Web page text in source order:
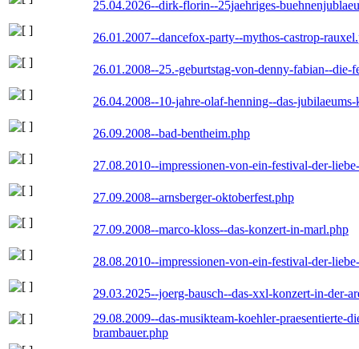
25.04.2026--dirk-florin--25jaehriges-
26.01.2007--dancefox-party--mythos-castrop-
26.01.2008--25.-geburtstag-von-denny-fabian--die-
26.04.2008--10-jahre-olaf-henning--das-
26.09.2008--bad-bentheim.php
27.08.2010--impressionen-von-ein-festival-der-
27.09.2008--arnsberger-oktoberfest.php
27.09.2008--marco-kloss--das-konzert-in-marl.php
28.08.2010--impressionen-von-ein-festival-der-
29.03.2025--joerg-bausch--das-xxl-konzert-in-der-
29.08.2009--das-musikteam-koehler-praesentierte-
brambauer.php